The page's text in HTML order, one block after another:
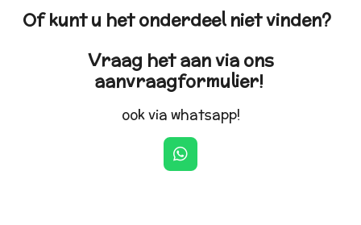
Of kunt u het onderdeel niet vinden?
Vraag het aan via ons
aanvraagformulier!
ook via whatsapp!
W
h